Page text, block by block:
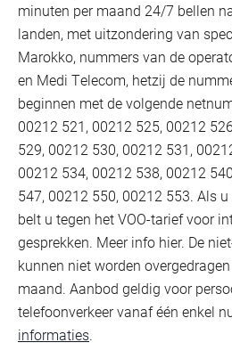
minuten per maand 24/7 bellen
landen, met uitzondering van
Marokko, nummers van de
en Medi Telecom, hetzij de
beginnen met de volgende
00212 521, 00212 525, 00212
529, 00212 530, 00212 531,
00212 534, 00212 538, 00212
547, 00212 550, 00212 553. Als
belt u tegen het VOO-tarief voor
gesprekken. Meer info hier. De
kunnen niet worden
maand. Aanbod geldig voor
telefoonverkeer vanaf één enkel
informaties.